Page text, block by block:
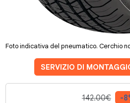
Foto indicativa del pneumatico. Cerchio
SERVIZIO DI
142.00€ -